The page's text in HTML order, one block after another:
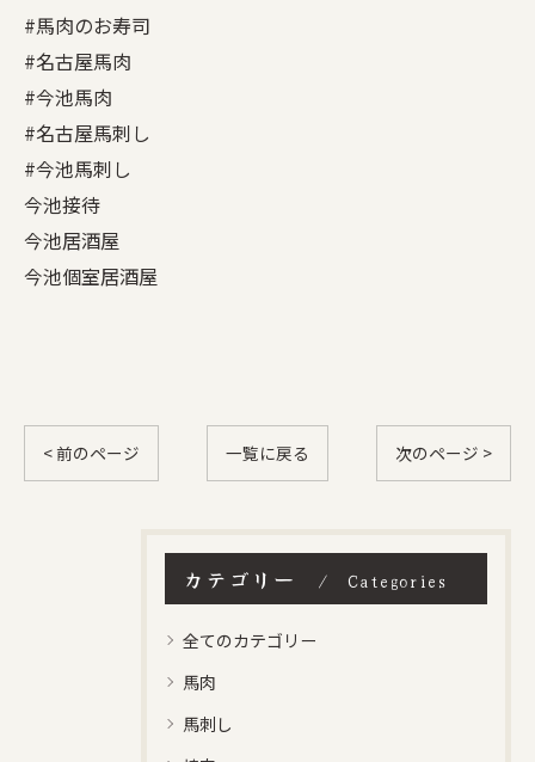
#馬肉のお寿司
#名古屋馬肉
#今池馬肉
#名古屋馬刺し
#今池馬刺し
今池接待
今池居酒屋
今池個室居酒屋
< 前のページ 一覧に戻る 次のページ >
カテゴリー Categories
全てのカテゴリー
馬肉
馬刺し